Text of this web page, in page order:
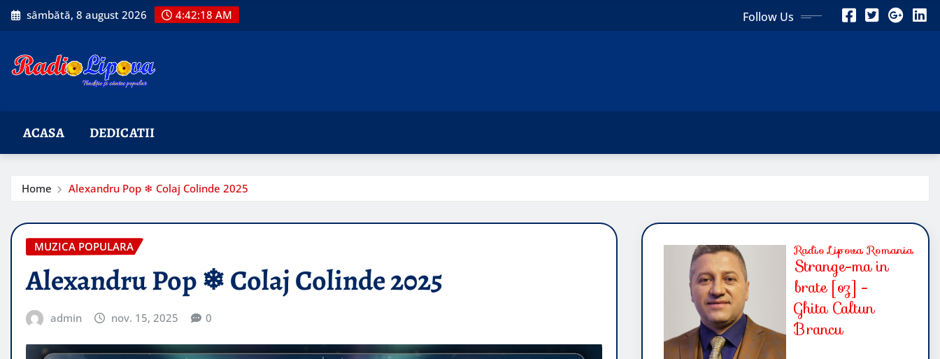
Skip
to
sâmbătă, 8 august 2026 4:42:20 AM Follow Us
ACASA DEDICATII
Home Alexandru Pop ❄ Colaj Colinde 2025
MUZICA POPULARA
Alexandru Pop ❄ Colaj Colinde 2025
admin nov. 15, 2025 0